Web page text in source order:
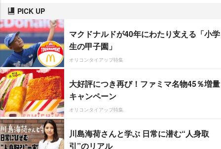
PICK UP
マクドナルドが40年にわたり支える「小学
生の甲子園」
オリコンタイアップ特集
大好評につき再び！ファミマ名物45％増量
キャンペーン
オリコンタイアップ特集
川島海荷さんと学ぶ 日常に潜む“人身取
引”のリアル